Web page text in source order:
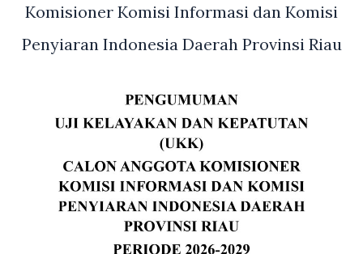
Komisioner Komisi Informasi dan Komisi
Penyiaran Indonesia Daerah Provinsi Riau